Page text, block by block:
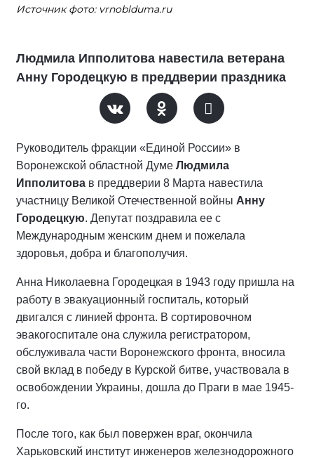
Источник фото: vrnoblduma.ru
Людмила Ипполитова навестила ветерана
Анну Городецкую в преддверии праздника
Руководитель фракции «Единой России» в
Воронежской областной Думе Людмила
Ипполитова в преддверии 8 Марта навестила
участницу Великой Отечественной войны Анну
Городецкую. Депутат поздравила ее с
Международным женским днем и пожелала
здоровья, добра и благополучия.
Анна Николаевна Городецкая в 1943 году пришла на
работу в эвакуационный госпиталь, который
двигался с линией фронта. В сортировочном
эвакогоспитале она служила регистратором,
обслуживала части Воронежского фронта, вносила
свой вклад в победу в Курской битве, участвовала в
освобождении Украины, дошла до Праги в мае 1945-
го.
После того, как был повержен враг, окончила
Харьковский институт инженеров железнодорожного